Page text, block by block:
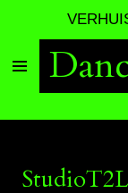
direct
naar
hoofdinhoud